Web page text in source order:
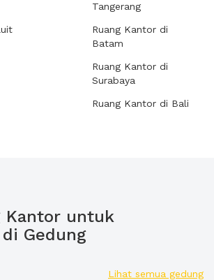
Tangerang
Ruang Kantor di
Batam
Ruang Kantor di
Surabaya
Ruang Kantor di Bali
Kantor untuk
Gedung
Lihat semua gedung